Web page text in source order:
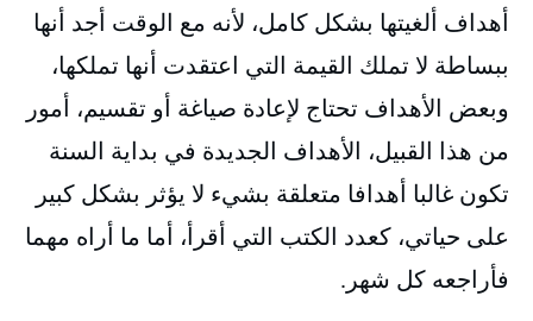
أهداف ألغيتها بشكل كامل، لأنه مع الوقت أجد أنها
ببساطة لا تملك القيمة التي اعتقدت أنها تملكها،
وبعض الأهداف تحتاج لإعادة صياغة أو تقسيم، أمور
من هذا القبيل، الأهداف الجديدة في بداية السنة
تكون غالبا أهدافا متعلقة بشيء لا يؤثر بشكل كبير
على حياتي، كعدد الكتب التي أقرأ، أما ما أراه مهما
فأراجعه كل شهر.